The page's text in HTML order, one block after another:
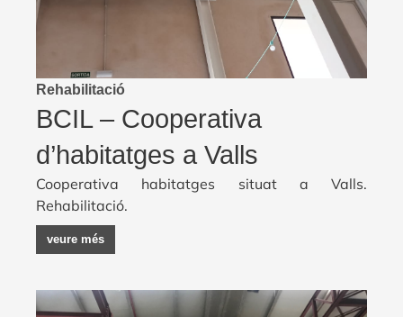
Rehabilitació
BCIL – Cooperativa
d’habitatges a Valls
Cooperativa habitatges situat a Valls.
Rehabilitació.
veure més